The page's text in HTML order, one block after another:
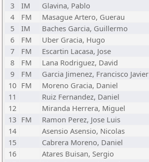
3
IM Glavina, Pablo
4
FM Masague Artero, Guerau
5
IM Baches Garcia, Guillermo
6
FM Uber Gracia, Hugo
7
FM Escartin Lacasa, Jose
8
FM Lana Rodriguez, David
9
FM Garcia Jimenez, Francisco Javier
10 FM Moreno Gracia, Daniel
11
Ruiz Fernandez, Daniel
12
Miranda Herrera, Miguel
13 FM Ramon Perez, Jose Luis
14
Asensio Asensio, Nicolas
15
Cabrera Moreno, Daniel
16
Atares Buisan, Sergio